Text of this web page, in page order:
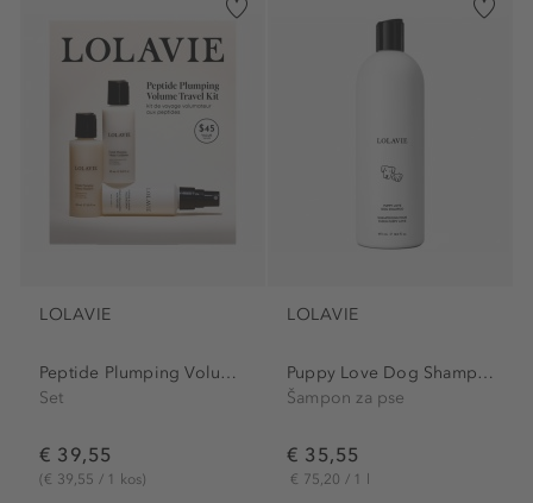
LOLAVIE
Peptide Plumping Volume...
Set
€ 39,55
(€ 39,55 / 1 kos)
LOLAVIE
Puppy Love Dog Shampoo
Šampon za pse
€ 35,55
€ 75,20 / 1 l